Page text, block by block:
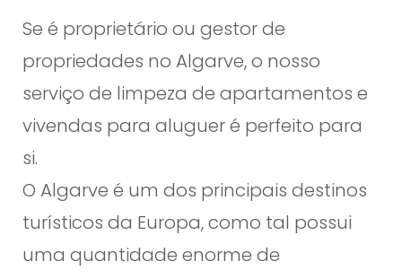
a
s
d
e
A
l
u
g
u
Se é proprietário ou gestor de
propriedades no Algarve, o nosso
serviço de limpeza de apartamentos e
vivendas para aluguer é perfeito para
si.
O Algarve é um dos principais destinos
turísticos da Europa, como tal possui
uma quantidade enorme de